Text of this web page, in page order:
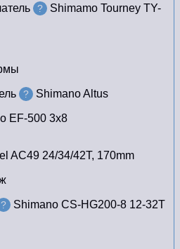
?
Shimamo Tourney TY-
? Shimano Altus
EF-500 3x8
AC49 24/34/42T, 170mm
? Shimano CS-HG200-8 12-32T